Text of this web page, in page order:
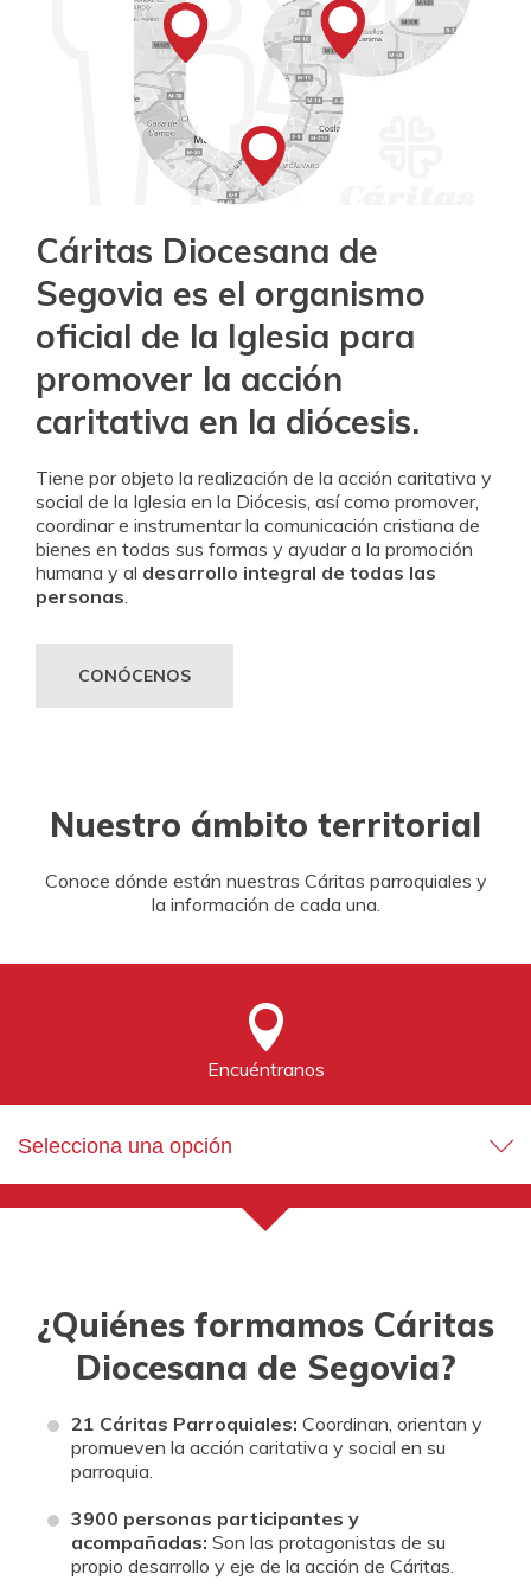
BUSCADOR
ACCESO PARA USUARIOS
EMERGENCIAS
PUBLICACIONES
HAZTE VOLUNTARIO
ENTIDADES SOLIDARIAS
HERENCIAS Y LEGADOS
DONA
Cáritas Diocesana de
Segovia es el organismo
oficial de la Iglesia para
promover la acción
caritativa en la diócesis.
Tiene por objeto la realización de la acción caritativa y
social de la Iglesia en la Diócesis, así como promover,
coordinar e instrumentar la comunicación cristiana de
bienes en todas sus formas y ayudar a la promoción
humana y al desarrollo integral de todas las
personas.
CONÓCENOS
Nuestro ámbito territorial
Conoce dónde están nuestras Cáritas parroquiales y
la información de cada una.
Encuéntranos
Selecciona una opción
¿Quiénes formamos Cáritas
Diocesana de Segovia?
21 Cáritas Parroquiales: Coordinan, orientan y
promueven la acción caritativa y social en su
parroquia.
3900 personas participantes y
acompañadas: Son las protagonistas de su
propio desarrollo y eje de la acción de Cáritas.